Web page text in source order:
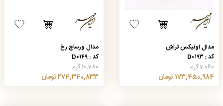
مدال اونیکس تراش
کد : D۰۱۹۳
7.060 گرم
173,450,984 تومان
مدال ورساچ رخ
کد : D۰۱۴۹
10.780 گرم
274,340,833 تومان